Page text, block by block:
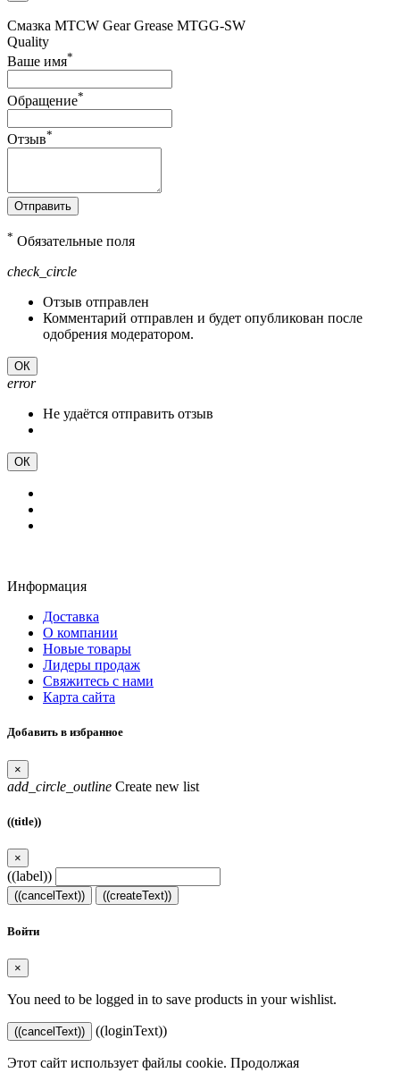
Смазка MTCW Gear Grease MTGG-SW
Quality
Ваше имя*
Обращение*
Отзыв*
Отправить
* Обязательные поля
check_circle
Отзыв отправлен
Комментарий отправлен и будет опубликован после
одобрения модератором.
ОК
error
Не удаётся отправить отзыв
ОК
Информация
Доставка
О компании
Новые товары
Лидеры продаж
Свяжитесь с нами
Карта сайта
Добавить в избранное
×
add_circle_outline Create new list
((title))
×
((label))
((cancelText)) ((createText))
Войти
×
You need to be logged in to save products in your wishlist.
((cancelText)) ((loginText))
Этот сайт использует файлы cookie. Продолжая